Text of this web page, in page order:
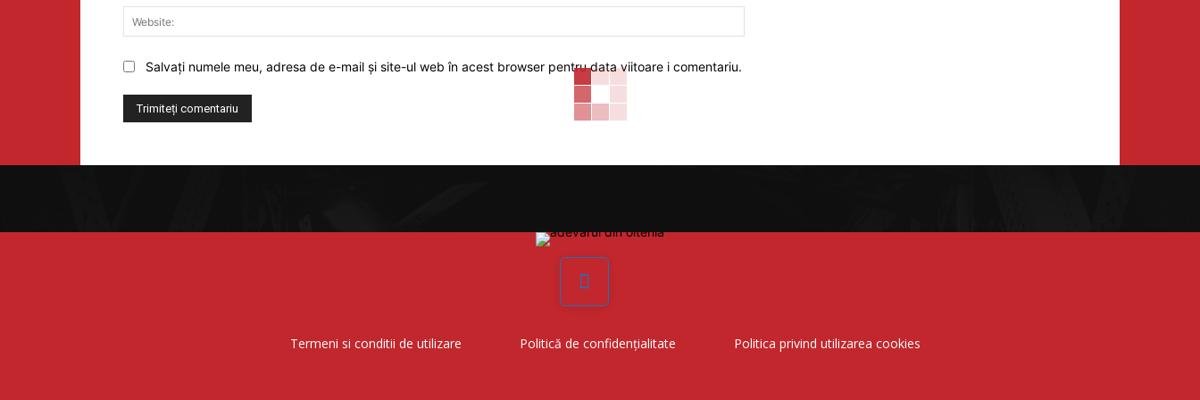
Salvați numele meu, adresa de e-mail și site-ul web în acest browser pentru data viitoare i comentariu.
Termeni si conditii de utilizare Politică de confidențialitate Politica privind utilizarea cookies